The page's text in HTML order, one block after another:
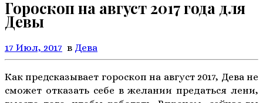
Гороскоп на август 2017 года для
Девы
17 Июл, 2017 в Дева
Как предсказывает гороскоп на август 2017, Дева не
сможет отказать себе в желании предаться лени,